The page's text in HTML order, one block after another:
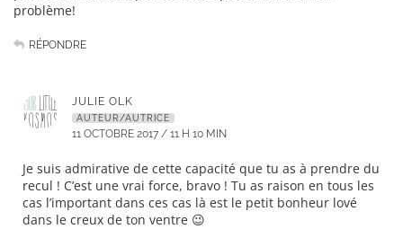
problème!
RÉPONDRE
JULIE OLK
AUTEUR/AUTRICE
11 OCTOBRE 2017 / 11 H 10 MIN
Je suis admirative de cette capacité que tu as à prendre du
recul ! C’est une vrai force, bravo ! Tu as raison en tous les
cas l’important dans ces cas là est le petit bonheur lové
dans le creux de ton ventre 😉